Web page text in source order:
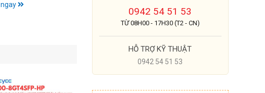
0942 54 51 53
TỪ 08H00 - 17H30 (T2 - CN)
HỖ TRỢ KỸ THUẬT
0942 54 51 53